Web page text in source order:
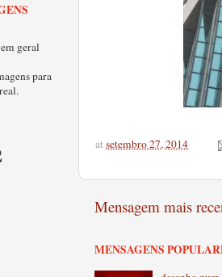
atsetembro 27, 2014
Mensagem mais
MENSAGENS
geral
para